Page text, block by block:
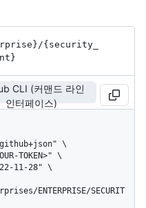
/{security_
CLI (커맨드 라인
인터페이스)
ENTERPRISE/SECURIT